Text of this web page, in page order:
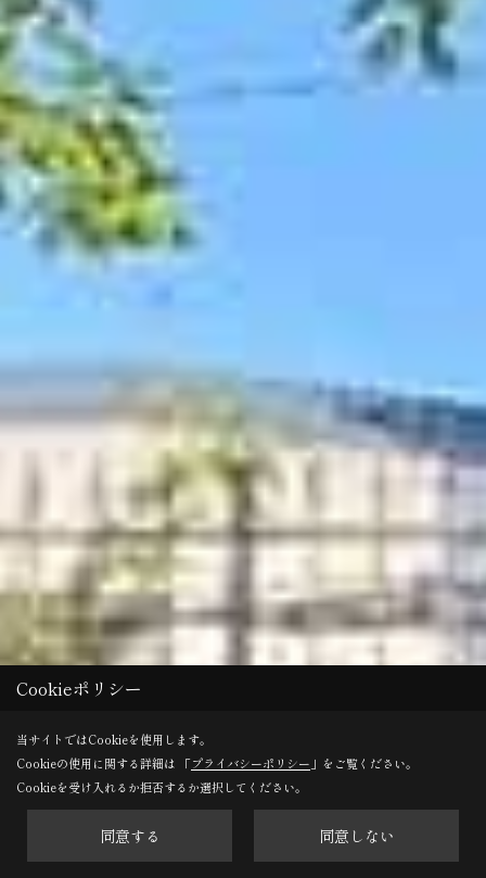
Cookieポリシー
当サイトではCookieを使用します。
Cookieの使用に関する詳細は 「プライバシーポリシー 」をご覧ください。
Cookieを受け入れるか拒否するか選択してください。
同意する 同意しない